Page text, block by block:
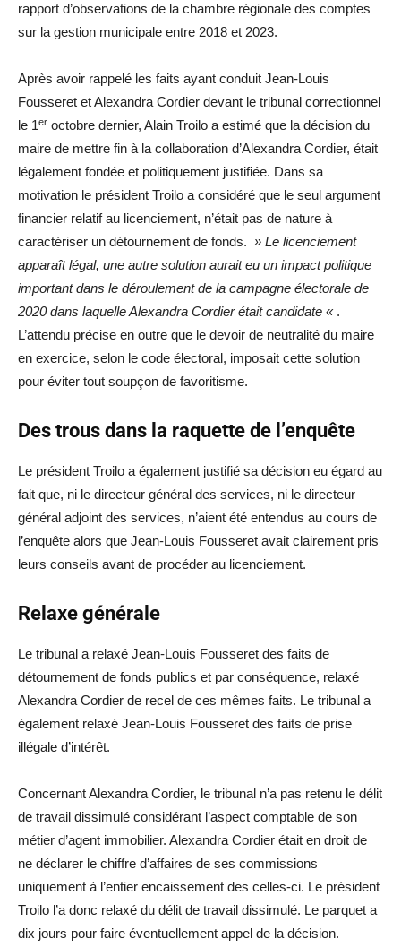
rapport d’observations de la chambre régionale des comptes
sur la gestion municipale entre 2018 et 2023.
Après avoir rappelé les faits ayant conduit Jean-Louis
Fousseret et Alexandra Cordier devant le tribunal correctionnel
le 1er octobre dernier, Alain Troilo a estimé que la décision du
maire de mettre fin à la collaboration d’Alexandra Cordier, était
légalement fondée et politiquement justifiée. Dans sa
motivation le président Troilo a considéré que le seul argument
financier relatif au licenciement, n’était pas de nature à
caractériser un détournement de fonds. » Le licenciement
apparaît légal, une autre solution aurait eu un impact politique
important dans le déroulement de la campagne électorale de
2020 dans laquelle Alexandra Cordier était candidate « .
L’attendu précise en outre que le devoir de neutralité du maire
en exercice, selon le code électoral, imposait cette solution
pour éviter tout soupçon de favoritisme.
Des trous dans la raquette de l’enquête
Le président Troilo a également justifié sa décision eu égard au
fait que, ni le directeur général des services, ni le directeur
général adjoint des services, n’aient été entendus au cours de
l’enquête alors que Jean-Louis Fousseret avait clairement pris
leurs conseils avant de procéder au licenciement.
Relaxe générale
Le tribunal a relaxé Jean-Louis Fousseret des faits de
détournement de fonds publics et par conséquence, relaxé
Alexandra Cordier de recel de ces mêmes faits. Le tribunal a
également relaxé Jean-Louis Fousseret des faits de prise
illégale d’intérêt.
Concernant Alexandra Cordier, le tribunal n’a pas retenu le délit
de travail dissimulé considérant l’aspect comptable de son
métier d’agent immobilier. Alexandra Cordier était en droit de
ne déclarer le chiffre d’affaires de ses commissions
uniquement à l’entier encaissement des celles-ci. Le président
Troilo l’a donc relaxé du délit de travail dissimulé. Le parquet a
dix jours pour faire éventuellement appel de la décision.